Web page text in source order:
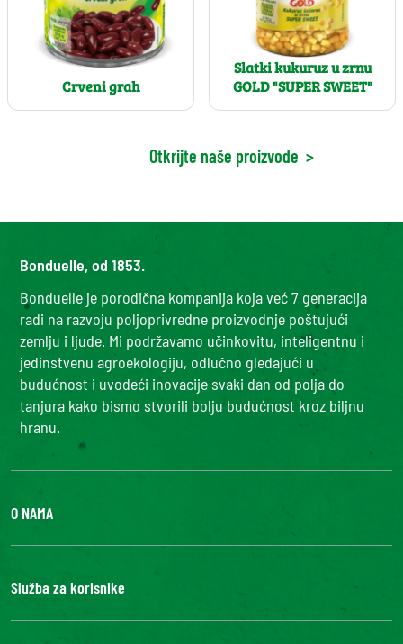
Crveni grah
Slatki kukuruz u zrnu
GOLD "SUPER SWEET"
Otkrijte naše proizvode >
Bonduelle, od 1853.
Bonduelle je porodična kompanija koja već 7 generacija
radi na razvoju poljoprivredne proizvodnje poštujući
zemlju i ljude. Mi podržavamo učinkovitu, inteligentnu i
jedinstvenu agroekologiju, odlučno gledajući u
budućnost i uvodeći inovacije svaki dan od polja do
tanjura kako bismo stvorili bolju budućnost kroz biljnu
hranu.
O NAMA
Grupa Bonduelle
Služba za korisnike
Kontaktirajte nas